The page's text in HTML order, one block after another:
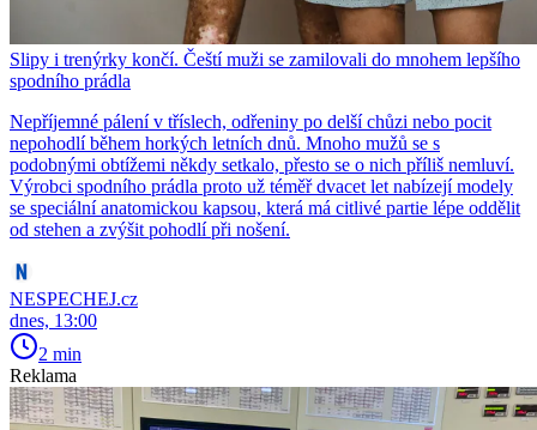
Slipy i trenýrky končí. Čeští muži se zamilovali do mnohem lepšího
spodního prádla
Nepříjemné pálení v tříslech, odřeniny po delší chůzi nebo pocit
nepohodlí během horkých letních dnů. Mnoho mužů se s
podobnými obtížemi někdy setkalo, přesto se o nich příliš nemluví.
Výrobci spodního prádla proto už téměř dvacet let nabízejí modely
se speciální anatomickou kapsou, která má citlivé partie lépe oddělit
od stehen a zvýšit pohodlí při nošení.
NESPECHEJ.cz
dnes, 13:00
2 min
Reklama